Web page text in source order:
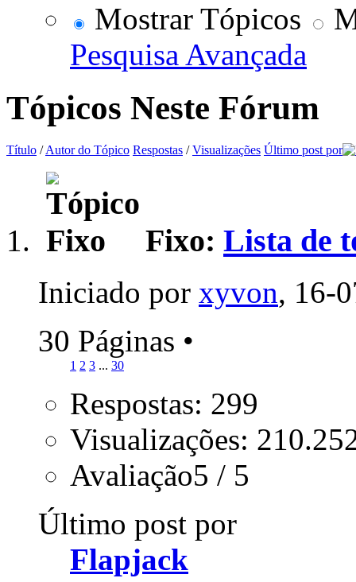
Mostrar Tópicos
Pesquisa Avançada
Tópicos Neste Fórum
Título /Autor do Tópico Respostas /Visualizações Último post por
Fixo: Lista de
Iniciado por xyvon, 16-
30 Páginas •
1 2 3 ... 30
Respostas: 299
Visualizações:
Avaliação5 / 5
Último post por
Flapjack